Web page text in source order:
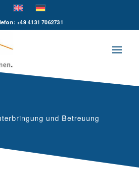
+49 4131 7062731
und Betreuung